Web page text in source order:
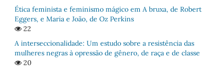
Ética feminista e feminismo mágico em A bruxa, de Robert
Eggers, e Maria e João, de Oz Perkins
22
A interseccionalidade: Um estudo sobre a resistência das
mulheres negras à opressão de gênero, de raça e de classe
20